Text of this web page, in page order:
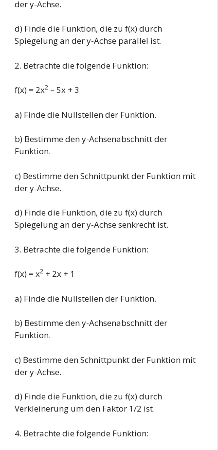
der y-Achse.
d) Finde die Funktion, die zu f(x) durch
Spiegelung an der y-Achse parallel ist.
2. Betrachte die folgende Funktion:
f(x) = 2x2 – 5x + 3
a) Finde die Nullstellen der Funktion.
b) Bestimme den y-Achsenabschnitt der
Funktion.
c) Bestimme den Schnittpunkt der Funktion mit
der y-Achse.
d) Finde die Funktion, die zu f(x) durch
Spiegelung an der y-Achse senkrecht ist.
3. Betrachte die folgende Funktion:
f(x) = x2 + 2x + 1
a) Finde die Nullstellen der Funktion.
b) Bestimme den y-Achsenabschnitt der
Funktion.
c) Bestimme den Schnittpunkt der Funktion mit
der y-Achse.
d) Finde die Funktion, die zu f(x) durch
Verkleinerung um den Faktor 1/2 ist.
4. Betrachte die folgende Funktion: